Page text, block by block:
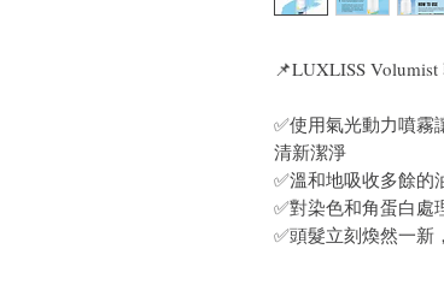
📌LUXLISS
✅使用氣光動力噴霧
清新潔淨
✅溫和地吸收多餘的
✅對染色和角蛋白處
✅頭髮立刻煥然一新